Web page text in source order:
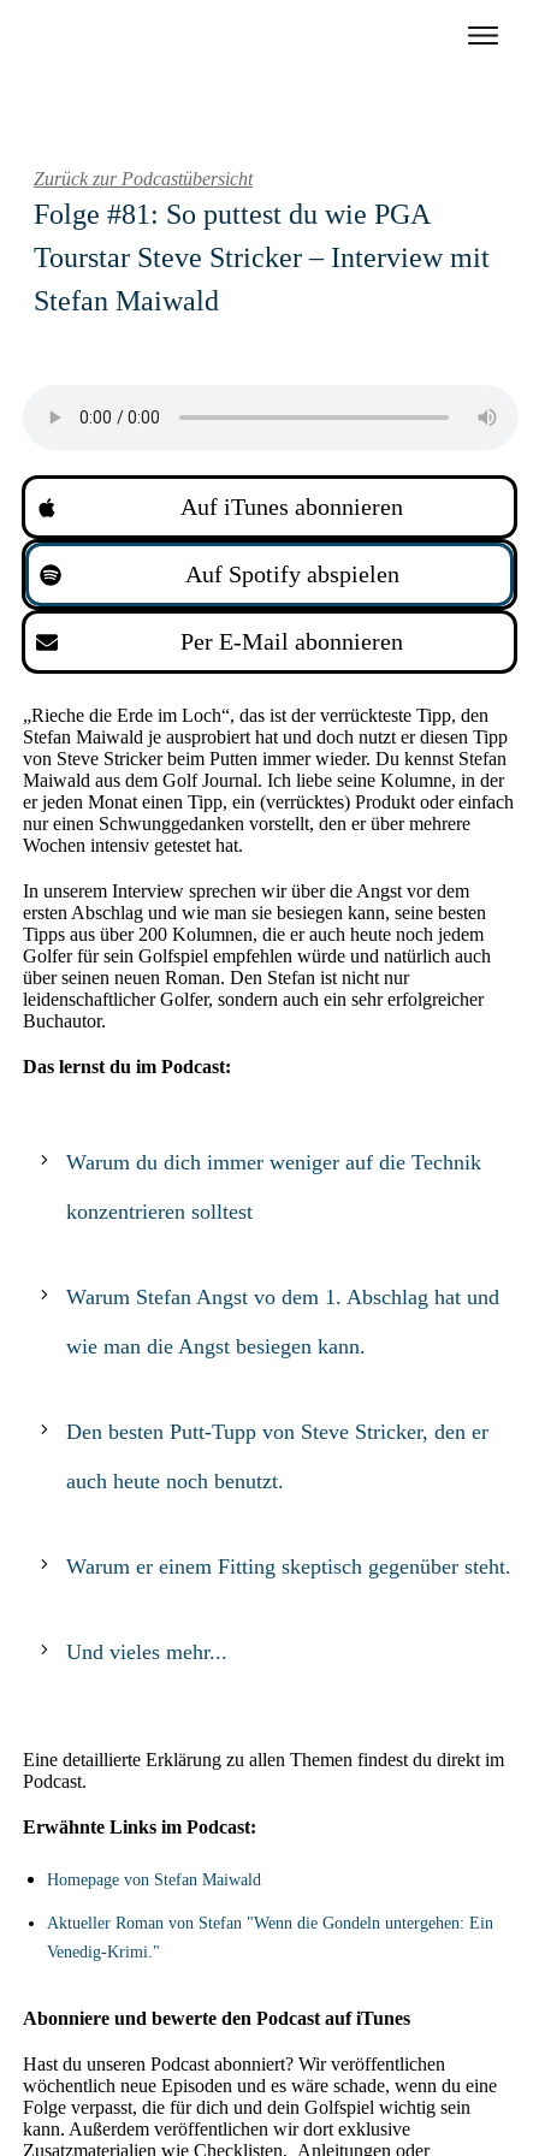
Zurück zur Podcastübersicht
Folge #81: So puttest du wie PGA
Tourstar Steve Stricker – Interview mit
Stefan Maiwald
Auf iTunes abonnieren
Auf Spotify abspielen
Per E-Mail abonnieren
„Rieche die Erde im Loch“, das ist der verrückteste Tipp, den
Stefan Maiwald je ausprobiert hat und doch nutzt er diesen Tipp
von Steve Stricker beim Putten immer wieder. Du kennst Stefan
Maiwald aus dem Golf Journal. Ich liebe seine Kolumne, in der
er jeden Monat einen Tipp, ein (verrücktes) Produkt oder einfach
nur einen Schwunggedanken vorstellt, den erüber mehrere
Wochen intensiv getestet hat.
In unserem Interview sprechen wir über die Angst vor dem
ersten Abschlag und wie man sie besiegen kann, seine besten
Tipps aus über 200 Kolumnen, die er auch heute noch jedem
Golfer für sein Golfspiel empfehlen würde und natürlich auch
über seinen neuen Roman. Den Stefan ist nicht nur
leidenschaftlicher Golfer, sondern auch ein sehr erfolgreicher
Buchautor.
Das lernst du im Podcast:
Warum du dich immer weniger auf die Technik
konzentrieren solltest
Warum Stefan Angst vo dem 1. Abschlag hat und
wie man die Angst besiegen kann.
Den besten Putt-Tupp von Steve Stricker, den er
auch heute noch benutzt.
Warum er einem Fitting skeptisch gegenüber steht.
Und vieles mehr...
Eine detaillierte Erklärung zu allen Themen findest du direkt im
Podcast.
Erwähnte Links im Podcast:
Homepage von Stefan Maiwald
Aktueller Roman von Stefan "Wenn die Gondeln untergehen: Ein
Venedig-Krimi."
Abonniere und bewerte den Podcast auf iTunes
Hast du unseren Podcast abonniert? Wir veröffentlichen
wöchentlich neue Episoden und es wäre schade, wenn du eine
Folge verpasst, die für dich und dein Golfspiel wichtig sein
kann. Außerdem veröffentlichen wir dort exklusive
Zusatzmaterialien wie Checklisten, Anleitungen oder